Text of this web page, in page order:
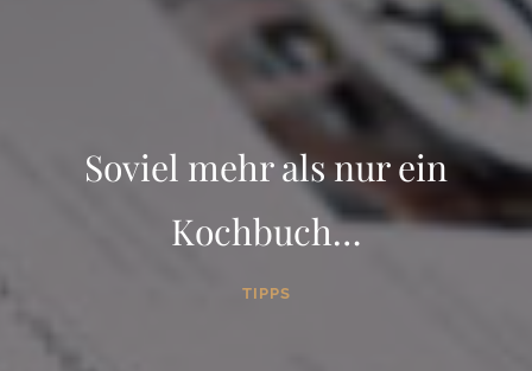
Soviel mehr als nur ein
Kochbuch…
TIPPS